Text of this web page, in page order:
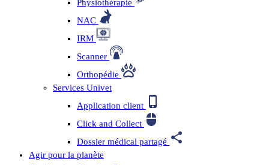
Physiothérapie
NAC
IRM
Scanner
Orthopédie
Services Univet
Application client
Click and Collect
Dossier médical partagé
Agir pour la planète